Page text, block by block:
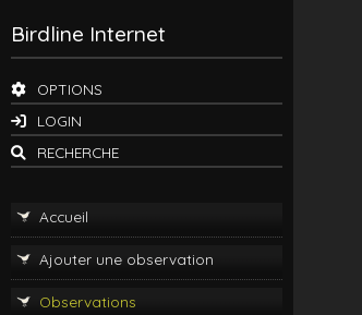
Birdline Internet
OPTIONS
LOGIN
RECHERCHE
Accueil
Ajouter une observation
Observations